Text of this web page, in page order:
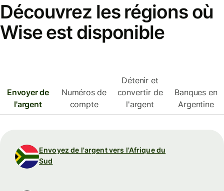
Découvrez les régions où
Wise est disponible
Envoyer de
l'argent
Numéros de
compte
Détenir et
convertir de
l'argent
Banques en
Argentine
Envoyez de l'argent vers l'Afrique du
Sud